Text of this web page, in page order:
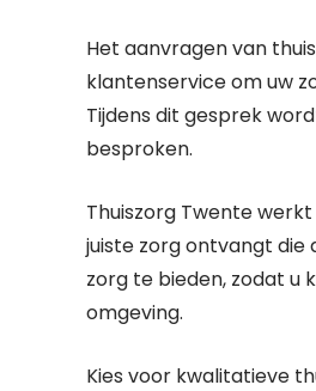
Het aanvragen van
klantenservice om uw
Tijdens dit gesprek
besproken.
Thuiszorg Twente
juiste zorg ontvangt die
zorg te bieden, zodat u
omgeving.
Kies voor kwalitatieve